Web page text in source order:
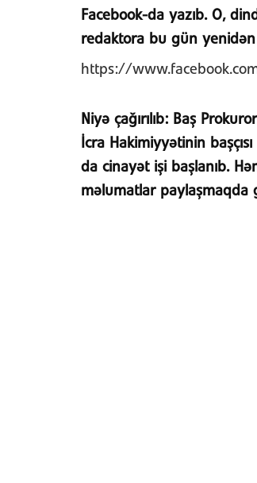
Facebook-da yazıb. O,
redaktora bu gün yenidən
https://
Niyə çağırılıb: Baş
İcra Hakimiyyətinin
da cinayət işi başlanıb.
məlumatlar paylaşmaqda